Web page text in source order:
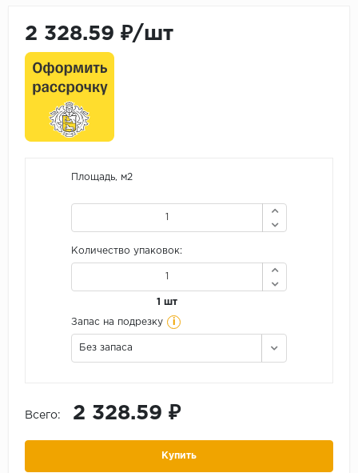
2 328.59 ₽/шт
Площадь, м2
Количество упаковок:
1 шт
Запас на подрезку i
Без запаса
Всего: 2 328.59 ₽
Купить